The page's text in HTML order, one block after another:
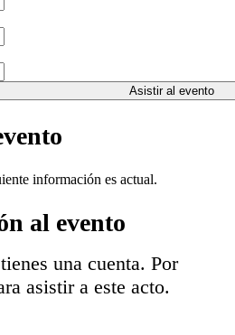
Asistir al evento
información es actual.
al evento
una cuenta. Por
asistir a este acto.